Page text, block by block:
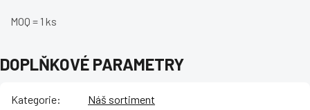
MOQ = 1 ks
DOPLŇKOVÉ PARAMETRY
Kategorie: Náš sortiment